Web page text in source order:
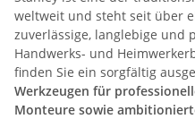
weltweit und steht seit über
zuverlässige, langlebige und
Handwerks- und
finden Sie ein sorgfältig
Werkzeugen für
Monteure sowie